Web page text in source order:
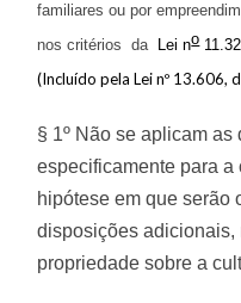
familiares ou por
nos critérios da Lei no
(Incluído pela Lei nº 13.606,
§ 1º Não se aplicam
especificamente para a
hipótese em que serão
disposições
propriedade sobre a